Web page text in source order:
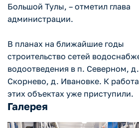
Большой Тулы, – отметил глава
администрации.
В планах на ближайшие годы
строительство сетей
водоотведения в п. Северном, д.
Скорнево, д. Ивановке. К
этих объектах уже приступили.
Галерея